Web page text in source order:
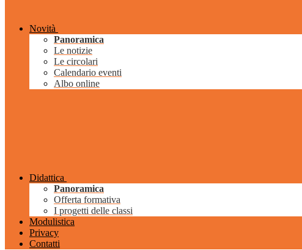
Novità
Panoramica
Le notizie
Le circolari
Calendario eventi
Albo online
Didattica
Panoramica
Offerta formativa
I progetti delle classi
Modulistica
Privacy
Contatti